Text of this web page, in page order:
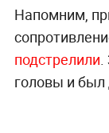
Напомним,
подстрелили
головы и был